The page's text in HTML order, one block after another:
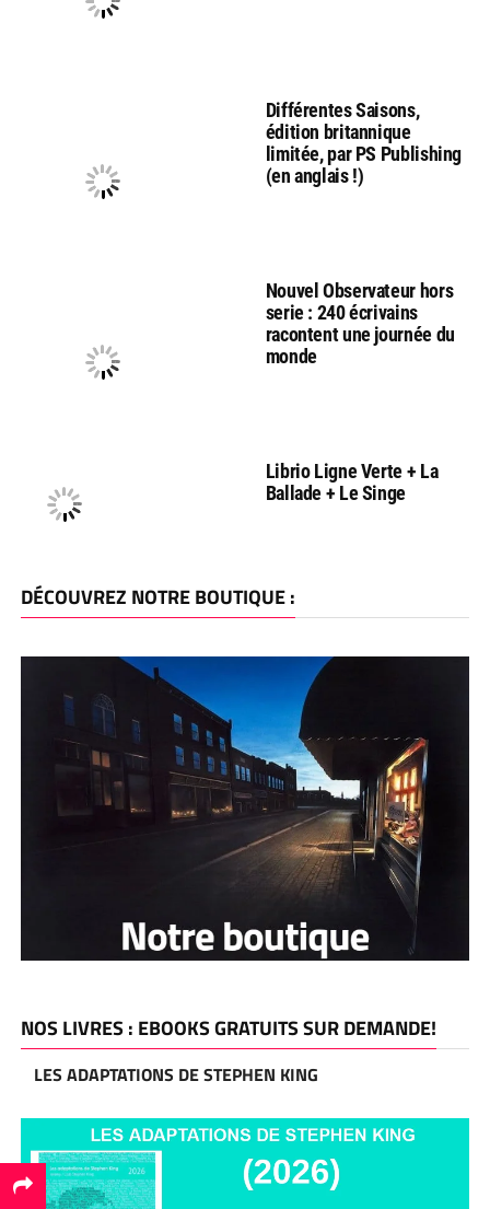
Différentes Saisons,
édition britannique
limitée, par PS Publishing
(en anglais !)
Nouvel Observateur hors
serie : 240 écrivains
racontent une journée du
monde
Librio Ligne Verte + La
Ballade + Le Singe
DÉCOUVREZ NOTRE BOUTIQUE :
NOS LIVRES : EBOOKS GRATUITS SUR DEMANDE!
LES ADAPTATIONS DE STEPHEN KING